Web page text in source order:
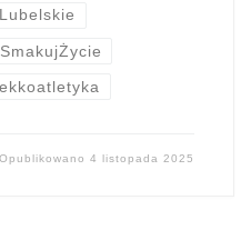
Opublikowano4 listopada 2025